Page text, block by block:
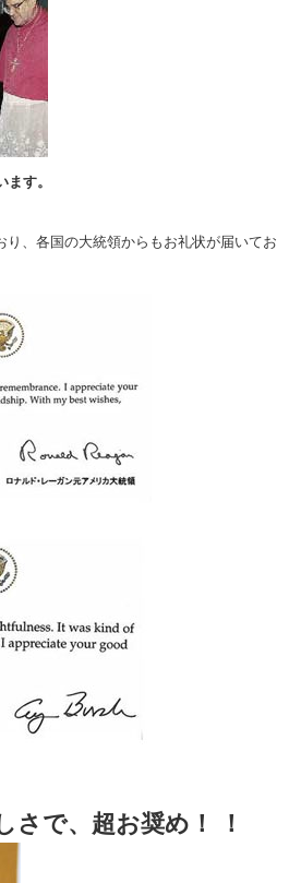
す。
り、各国の大統領からもお礼状が届いてお
さで、超お奨め！ ！